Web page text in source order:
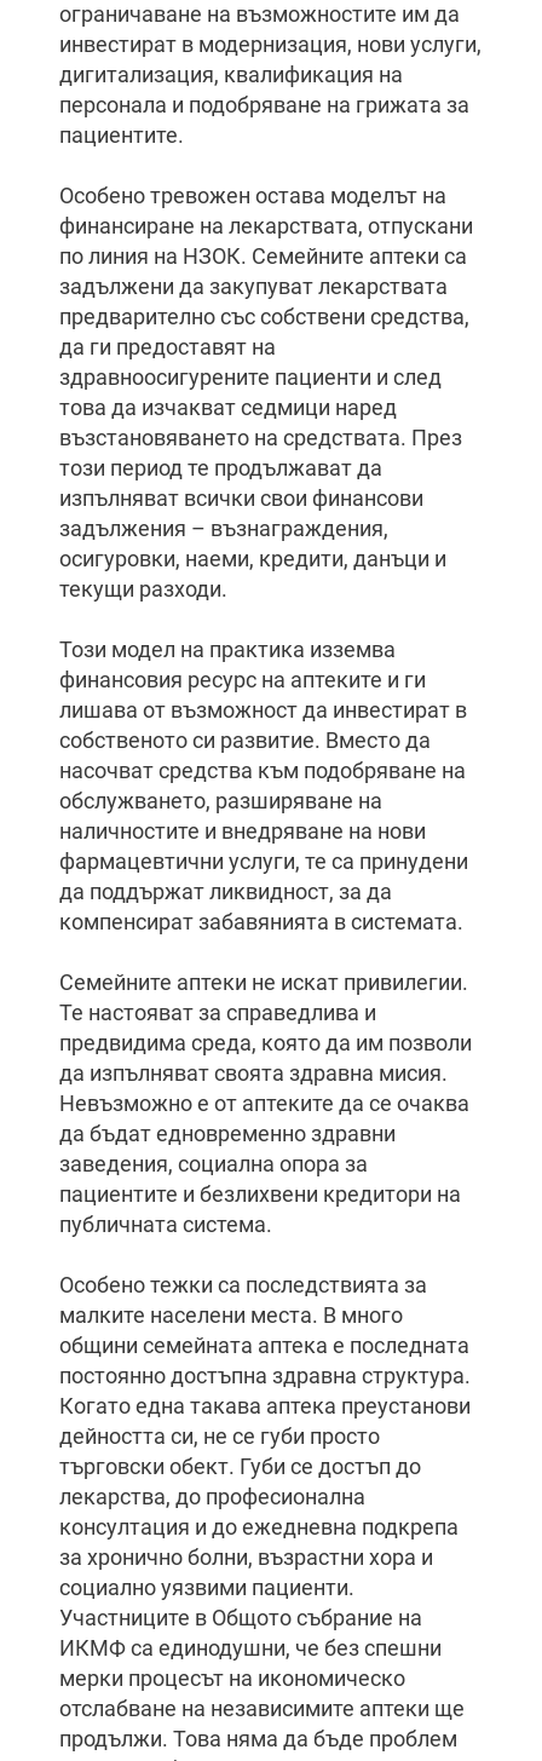
ограничаване на възможностите им да
инвестират в модернизация, нови услуги,
дигитализация, квалификация на
персонала и подобряване на грижата за
пациентите.
Особено тревожен остава моделът на
финансиране на лекарствата, отпускани
по линия на НЗОК. Семейните аптеки са
задължени да закупуват лекарствата
предварително със собствени средства,
да ги предоставят на
здравноосигурените пациенти и след
това да изчакват седмици наред
възстановяването на средствата. През
този период те продължават да
изпълняват всички свои финансови
задължения – възнаграждения,
осигуровки, наеми, кредити, данъци и
текущи разходи.
Този модел на практика изземва
финансовия ресурс на аптеките и ги
лишава от възможност да инвестират в
собственото си развитие. Вместо да
насочват средства към подобряване на
обслужването, разширяване на
наличностите и внедряване на нови
фармацевтични услуги, те са принудени
да поддържат ликвидност, за да
компенсират забавянията в системата.
Семейните аптеки не искат привилегии.
Те настояват за справедлива и
предвидима среда, която да им позволи
да изпълняват своята здравна мисия.
Невъзможно е от аптеките да се очаква
да бъдат едновременно здравни
заведения, социална опора за
пациентите и безлихвени кредитори на
публичната система.
Особено тежки са последствията за
малките населени места. В много
общини семейната аптека е последната
постоянно достъпна здравна структура.
Когато една такава аптека преустанови
дейността си, не се губи просто
търговски обект. Губи се достъп до
лекарства, до професионална
консултация и до ежедневна подкрепа
за хронично болни, възрастни хора и
социално уязвими пациенти.
Участниците в Общото събрание на
ИКМФ са единодушни, че без спешни
мерки процесът на икономическо
отслабване на независимите аптеки ще
продължи. Това няма да бъде проблем